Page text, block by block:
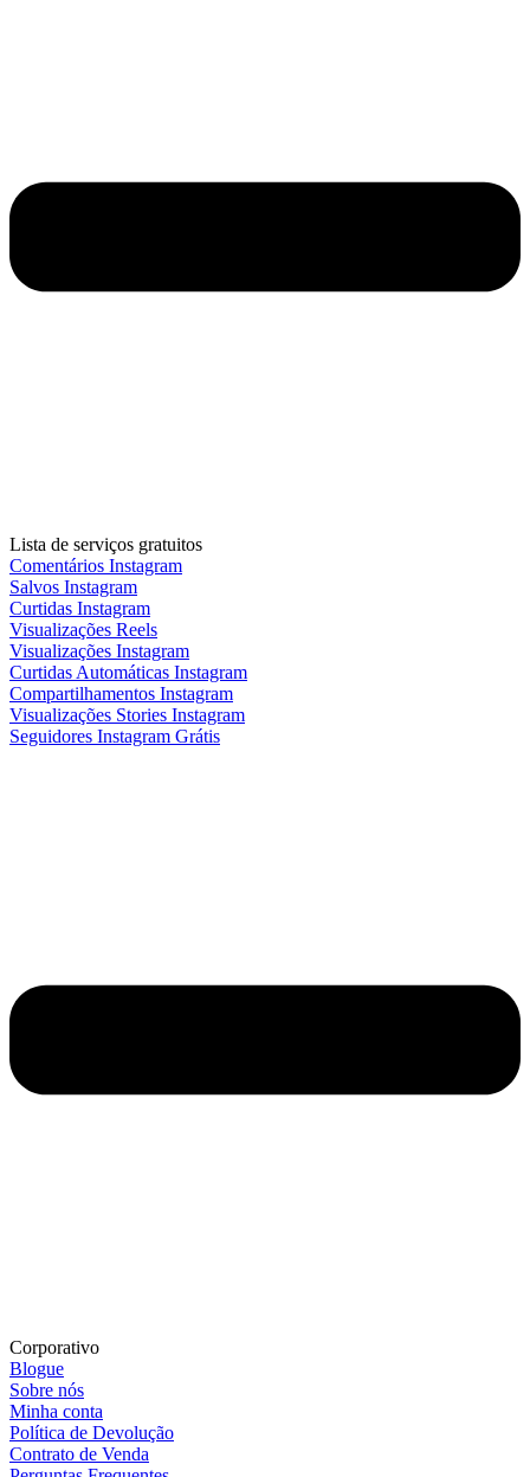
Lista de serviços gratuitos
Comentários Instagram
Salvos Instagram
Curtidas Instagram
Visualizações Reels
Visualizações Instagram
Curtidas Automáticas Instagram
Compartilhamentos Instagram
Visualizações Stories Instagram
Seguidores Instagram Grátis
Corporativo
Blogue
Sobre nós
Minha conta
Política de Devolução
Contrato de Venda